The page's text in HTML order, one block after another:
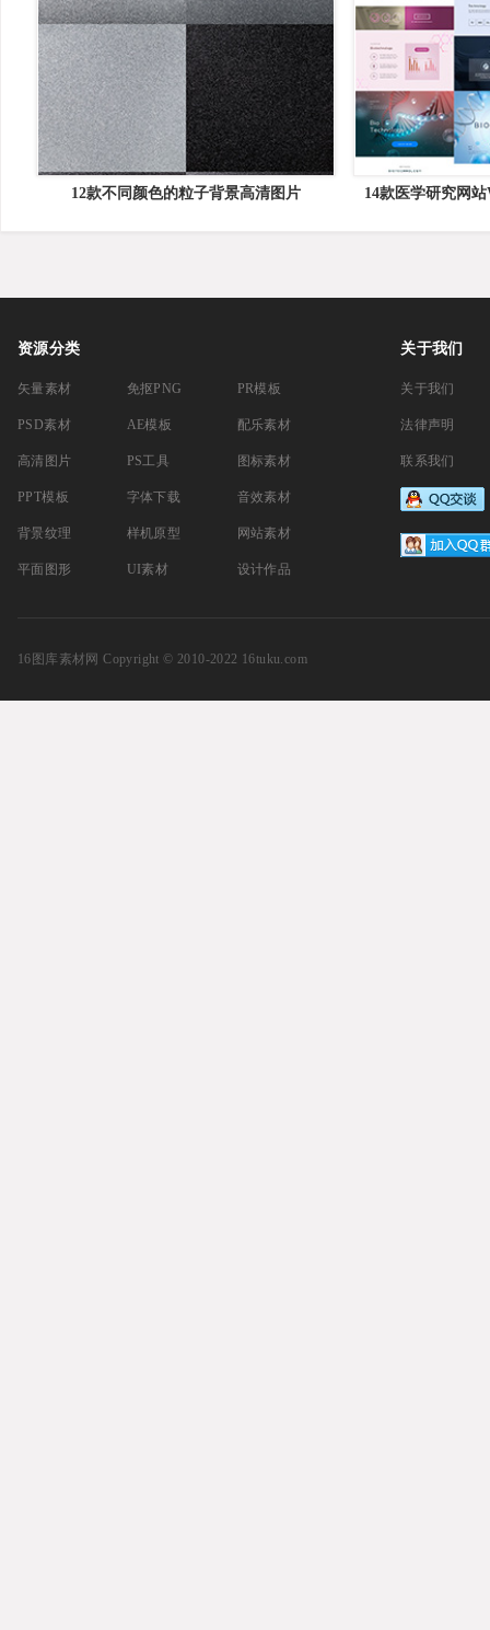
12款不同颜色的粒子背景高清图片 14款医学研究网
资源分类
矢量素材
PSD素材
高清图片
PPT模板
背景纹理
平面图形
免抠PNG
AE模板
PS工具
字体下载
样机原型
UI素材
PR模板
配乐素材
图标素材
音效素材
网站素材
设计作品
关于我们
关于我们
法律声明
联系我们
16图库素材网 Copyright © 2010-2022 16tuku.com